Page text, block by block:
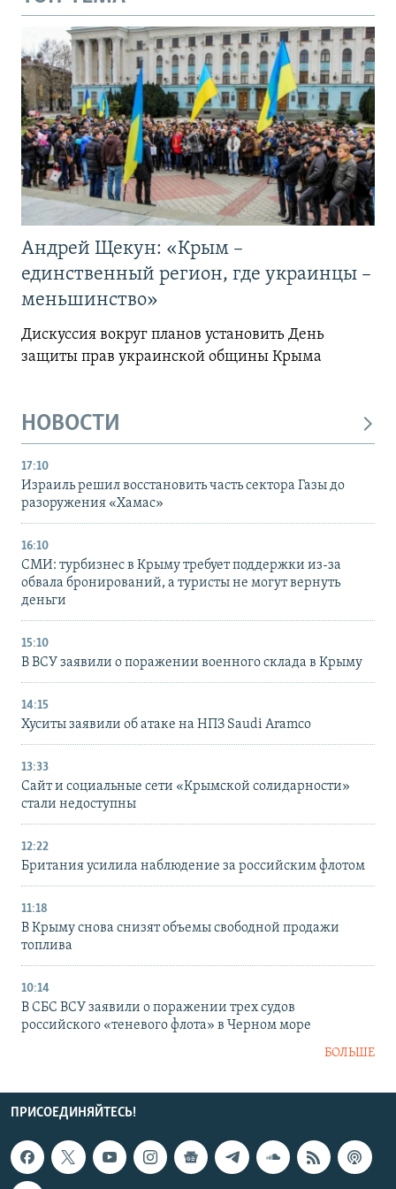
Андрей Щекун: «Крым –
единственный регион, где украинцы –
меньшинство»
Дискуссия вокруг планов установить День
защиты прав украинской общины Крыма
НОВОСТИ
17:10
Израиль решил восстановить часть сектора Газы до
разоружения «Хамас»
16:10
СМИ: турбизнес в Крыму требует поддержки из-за
обвала бронирований, а туристы не могут вернуть
деньги
15:10
В ВСУ заявили о поражении военного склада в Крыму
14:15
Хуситы заявили об атаке на НПЗ Saudi Aramco
13:33
Сайт и социальные сети «Крымской солидарности»
стали недоступны
12:22
Британия усилила наблюдение за российским флотом
11:18
В Крыму снова снизят объемы свободной продажи
топлива
10:14
В СБС ВСУ заявили о поражении трех судов
российского «теневого флота» в Черном море
БОЛЬШЕ
ПРИСОЕДИНЯЙТЕСЬ!